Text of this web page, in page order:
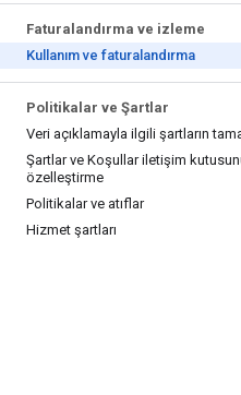
Faturalandırma ve izleme
Kullanım ve faturalandırma
Politikalar ve Şartlar
Veri açıklamayla ilgili şartların
Şartlar ve Koşullar iletişim
özelleştirme
Politikalar ve atıflar
Hizmet şartları